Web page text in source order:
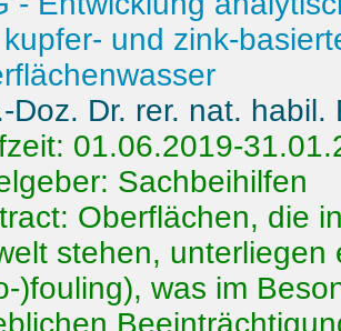
und zink-
Doz. Dr. rer. nat.
01.06.2019-
Sachbeihilfen
Oberflächen, die
stehen,
)fouling), was im